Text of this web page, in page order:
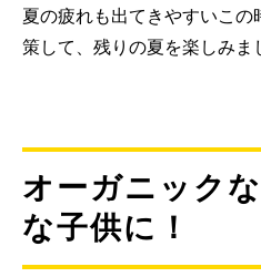
夏の疲れも出てきやすいこ
策して、残りの夏を楽しみま
オーガニック
な子供に！